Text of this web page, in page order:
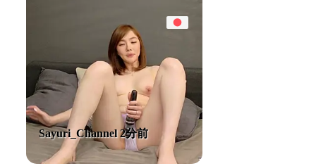
Sayuri_Channel 2分前